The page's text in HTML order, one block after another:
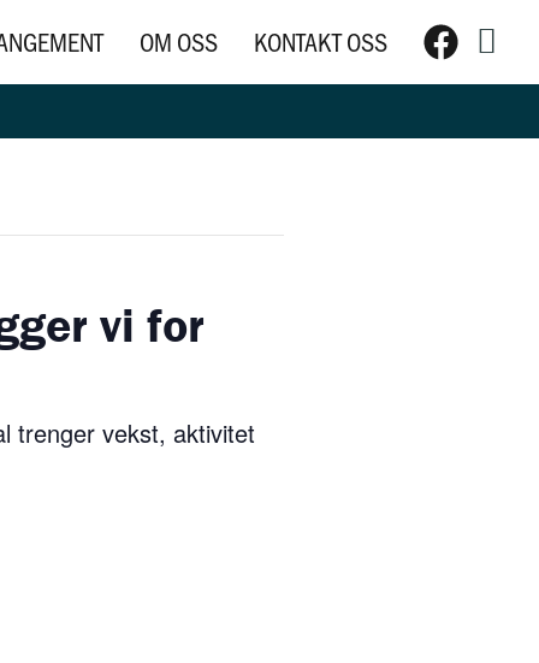
OM OSS KONTAKT OSS Søk
vi for
trenger vekst, aktivitet